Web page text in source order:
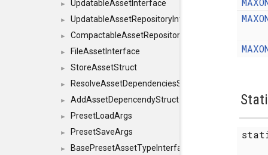
► UpdatableAssetInterface
► UpdatableAssetRepositoryInterface
► CompactableAssetRepositoryInterface
► FileAssetInterface
► StoreAssetStruct
► ResolveAssetDependenciesStruct
► AddAssetDepencendyStruct
► PresetLoadArgs
► PresetSaveArgs
► BasePresetAssetTypeInterface